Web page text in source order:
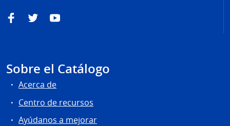
FacebookTwitterYouTube
Sobre el Catálogo
Acerca de
Centro de recursos
Ayúdanos a mejorar